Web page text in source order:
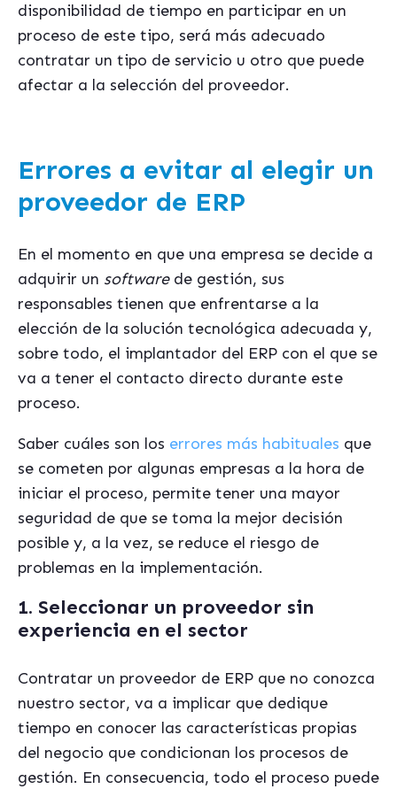
disponibilidad de tiempo en participar en un
proceso de este tipo, será más adecuado
contratar un tipo de servicio u otro que puede
afectar a la selección del proveedor.
Errores a evitar al elegir un
proveedor de ERP
En el momento en que una empresa se decide a
adquirir un softwarede gestión, sus
responsables tienen que enfrentarse a la
elección de la solución tecnológica adecuada y,
sobre todo, el implantador del ERP con el que se
va a tener el contacto directo durante este
proceso.
Saber cuáles son los errores más habituales que
se cometen por algunas empresas a la hora de
iniciar el proceso, permite tener una mayor
seguridad de que se toma la mejor decisión
posible y, a la vez, se reduce el riesgo de
problemas en la implementación.
1. Seleccionar un proveedor sin
experiencia en el sector
Contratar un proveedor de ERP que no conozca
nuestro sector, va a implicar que dedique
tiempo en conocer las características propias
del negocio que condicionan los procesos de
gestión. En consecuencia, todo el proceso puede